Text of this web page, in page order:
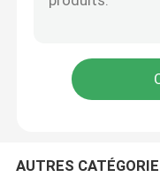
Pièces de
le zinc moulage
AUTRES